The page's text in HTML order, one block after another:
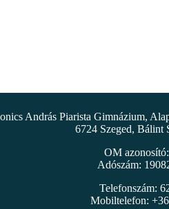
András Piarista Gimnázium,
6724 Szeged, Bálint
OM
Adószám:
Telefonszám:
Mobiltelefon: